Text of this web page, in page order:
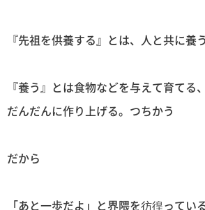
『先祖を供養する』とは、人と共に養
『養う』とは食物などを与えて育てる
だんだんに作り上げる。つちかう
だから
「あと一歩だよ」と界隈を彷徨ってい